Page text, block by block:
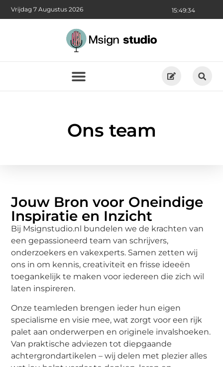
15:49:35
Vrijdag 7 Augustus 2026
Ons team
Jouw Bron voor Oneindige
Inspiratie en Inzicht
Bij Msignstudio.nl bundelen we de krachten van
een gepassioneerd team van schrijvers,
onderzoekers en vakexperts. Samen zetten wij
ons in om kennis, creativiteit en frisse ideeën
toegankelijk te maken voor iedereen die zich wil
laten inspireren.
Onze teamleden brengen ieder hun eigen
specialisme en visie mee, wat zorgt voor een rijk
palet aan onderwerpen en originele invalshoeken.
Van praktische adviezen tot diepgaande
achtergrondartikelen – wij delen met plezier alles